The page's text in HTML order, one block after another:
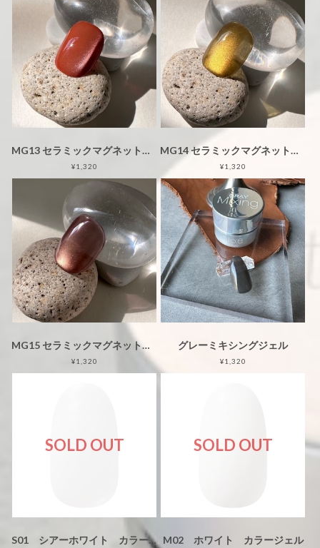
MG13 セラミックマグネットジェル 3g 【2025SS】
¥1,320
MG14 セラミックマグネットジェル 3g 【2025SS】
¥1,320
MG15 セラミックマグネットジェル 3g 【2025SS】
¥1,320
グレーミキシングジェル
¥1,320
SOLD OUT
S01 シアーホワイト カラージェル
SOLD OUT
M02 ホワイト カラージェル